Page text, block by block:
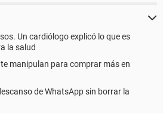
Un cardiólogo explicó lo que es
la salud
te manipulan para comprar más en
de WhatsApp sin borrar la